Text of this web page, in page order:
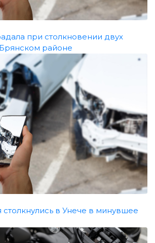
при столкновении двух
районе
в Унече в минувшее